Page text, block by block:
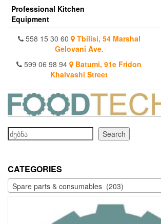
Skip
the
content
Professional Kitchen
Equipment
558 15 30 60
Tbilisi, 54 Marshal
Gelovani Ave.
599 06 98 94
Batumi, 91e Fridon
Khalvashi Street
Search
Search
CATEGORIES
Spare parts & consumables (203)